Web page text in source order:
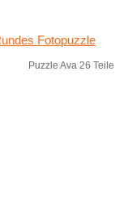
Puzzle Ava 26 Teile